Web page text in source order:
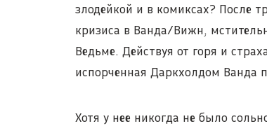
злодейкой и в комиксах? После
кризиса в Ванда/Вижн,
Ведьме. Действуя от горя и
испорченная Даркхолдом Ванда
Хотя у нее никогда не было